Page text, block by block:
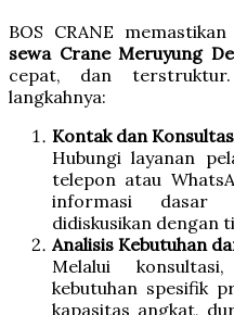
BOS CRANE
sewa Crane Meruyung
cepat, dan
langkahnya:
Kontak dan
Hubungi layanan
telepon atau
informasi dasar
didiskusikan dengan
Analisis Kebutuhan
Melalui
kebutuhan spesifik
kapasitas angkat,